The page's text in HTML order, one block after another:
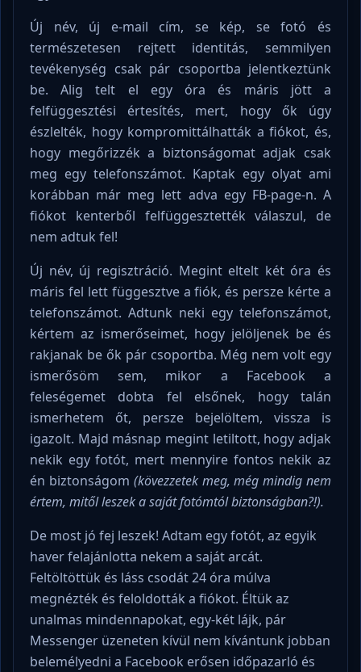
Új név, új e-mail cím, se kép, se fotó és
természetesen rejtett identitás, semmilyen
tevékenység csak pár csoportba jelentkeztünk
be. Alig telt el egy óra és máris jött a
felfüggesztési értesítés, mert, hogy ők úgy
észlelték, hogy kompromittálhatták a fiókot, és,
hogy megőrizzék a biztonságomat adjak csak
meg egy telefonszámot. Kaptak egy olyat ami
korábban már meg lett adva egy FB-page-n. A
fiókot kenterből felfüggesztették válaszul, de
nem adtuk fel!
Új név, új regisztráció. Megint eltelt két óra és
máris fel lett függesztve a fiók, és persze kérte a
telefonszámot. Adtunk neki egy telefonszámot,
kértem az ismerőseimet, hogy jelöljenek be és
rakjanak be ők pár csoportba. Még nem volt egy
ismerősöm sem, mikor a Facebook a
feleségemet dobta fel elsőnek, hogy talán
ismerhetem őt, persze bejelöltem, vissza is
igazolt. Majd másnap megint letiltott, hogy adjak
nekik egy fotót, mert mennyire fontos nekik az
én biztonságom (kövezzetek meg, még mindig nem
értem, mitől leszek a saját fotómtól biztonságban?!).
De most jó fej leszek! Adtam egy fotót, az egyik
haver felajánlotta nekem a saját arcát.
Feltöltöttük és láss csodát 24 óra múlva
megnézték és feloldották a fiókot. Éltük az
unalmas mindennapokat, egy-két lájk, pár
Messenger üzeneten kívül nem kívántunk jobban
belemélyedni a Facebook erősen időpazarló és